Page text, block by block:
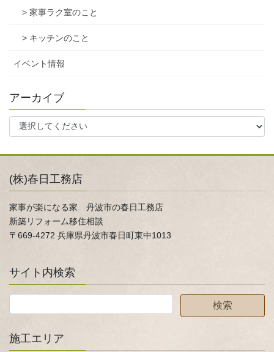
> 家事ラク室のこと
> キッチンのこと
イベント情報
アーカイブ
(株)春日工務店
家事が楽になる家 丹波市の春日工務店
新築リフォーム移住相談
〒669-4272 兵庫県丹波市春日町東中1013
サイト内検索
施工エリア